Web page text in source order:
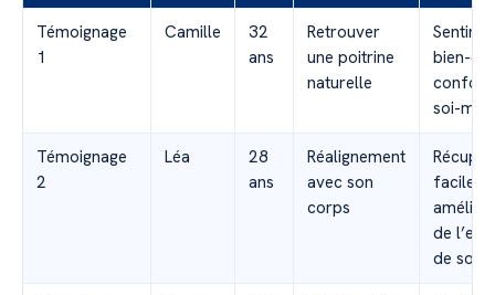
Témoignage
1
Camille
32
ans
Retrouver
une poitrine
naturelle
bien-
confort
soi-
Témoignage
2
Léa
28
ans
Réalignement
avec son
corps
facile,
de
de soi